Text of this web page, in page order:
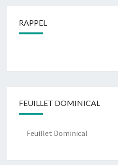
RAPPEL
FEUILLET DOMINICAL
Feuillet Dominical